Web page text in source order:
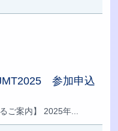
参加申込
ご案内】 2025年...